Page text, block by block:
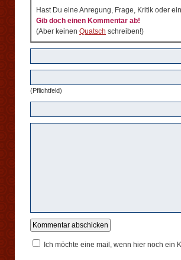
Hast Du eine Anregung, Frage, Kritik oder
Gib doch einen Kommentar ab!
(Aber keinen Quatsch schreiben!)
(Pflichtfeld)
Ich möchte eine mail, wenn hier noch ein